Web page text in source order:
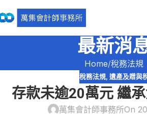
最新消
Home 稅務法規
稅務法規, 遺產及贈與
存款未逾20萬元 繼
萬集會計師事務所On